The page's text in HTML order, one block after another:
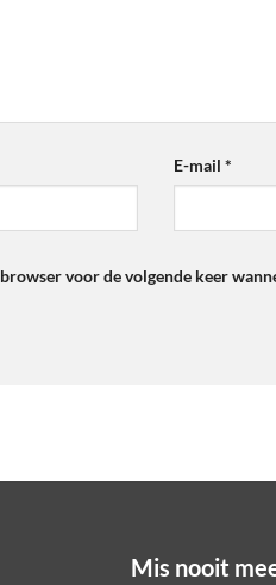
E-mail*
voor de volgende keer
Mis nooit